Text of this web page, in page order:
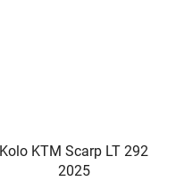
Kolo KTM Scarp LT 292
2025